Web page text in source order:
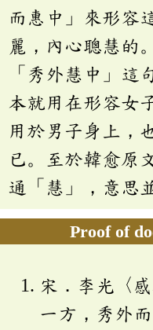
而惠中」來形容
麗，內心聰慧的
「秀外慧中」這
本就用在形容女
用於男子身上，
已。至於韓愈原
通「慧」，意思
Proof of
宋．李光〈
一方，秀外